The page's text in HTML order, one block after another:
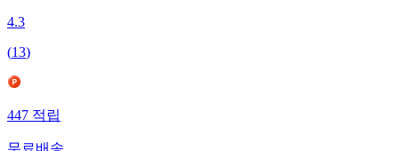
4.3
(13)
447 적립
무료배송